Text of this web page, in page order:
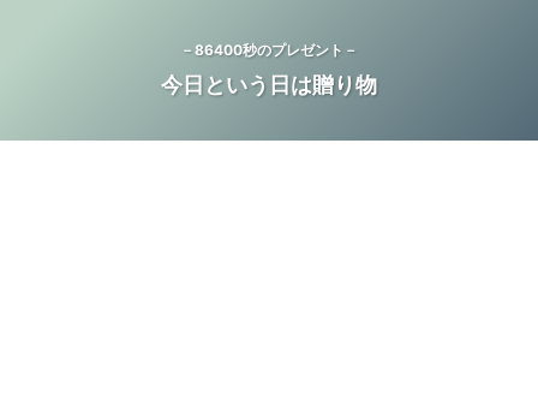
－86400秒のプレゼント－
今日という日は贈り物